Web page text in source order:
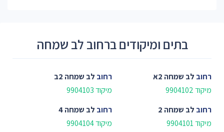
בתים ומיקודים ברחוב לב שמחה
רחוב לב שמחה 2א
מיקוד 9904102
רחוב לב שמחה 2ב
מיקוד 9904103
רחוב לב שמחה 2
מיקוד 9904101
רחוב לב שמחה 4
מיקוד 9904104